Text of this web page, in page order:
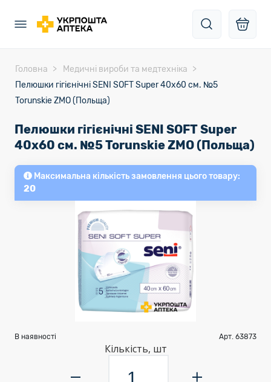
Головна
Медичні вироби та медтехніка
Пелюшки гігієнічні SENI SOFT Super 40х60 см. №5
Torunskie ZMO (Польща)
Пелюшки гігієнічні SENI SOFT Super
40х60 см. №5 Torunskie ZMO (Польща)
Максимальна кількість замовлення цього товару:
20
В наявності Арт. 63873
Кількість, шт